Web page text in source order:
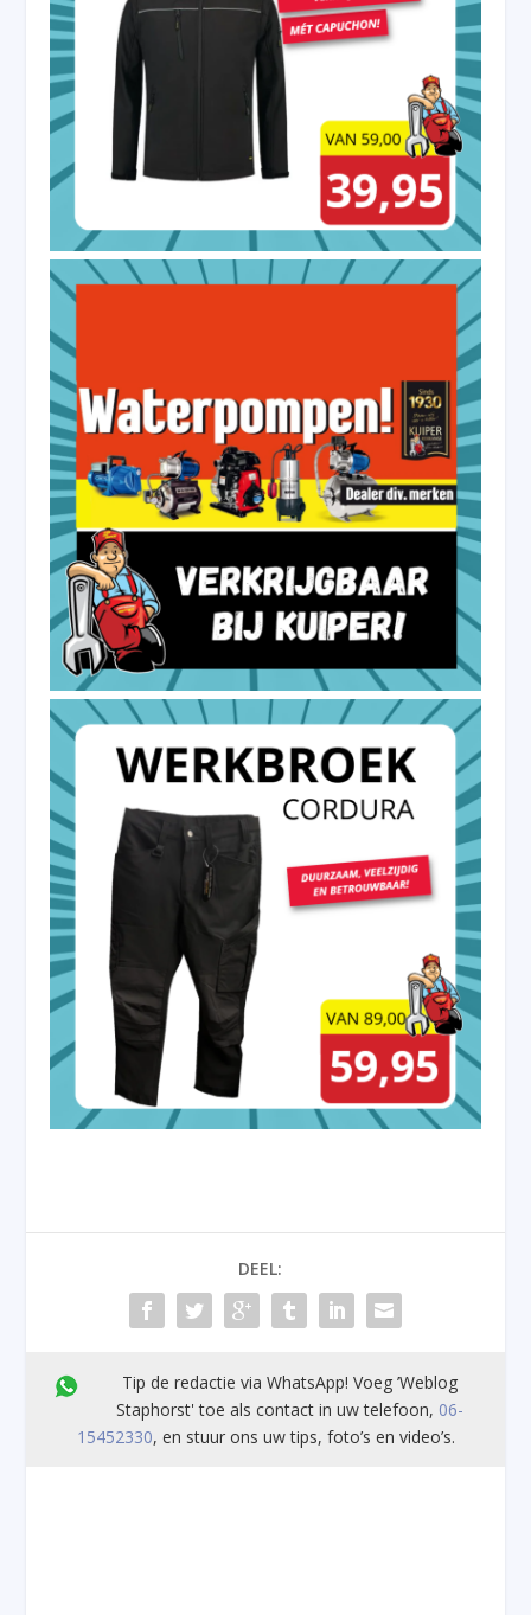
DEEL:
Tip de redactie via WhatsApp! Voeg ’Weblog
Staphorst' toe als contact in uw telefoon, 06-
15452330, en stuur ons uw tips, foto’s en video’s.